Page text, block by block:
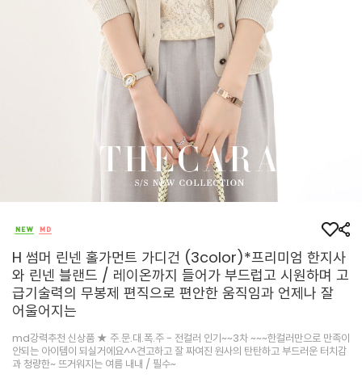
H 썸머 린넨 홀가먼트 가디건 (3color)*프리미엄 한지사
와 린넨 블랜드 / 레이온까지 들어가 부드럽고 시원하며 고
급기술력의 무봉제 편직으로 편안한 움직임과 언제나 잘
어울어지는
md강력추천 신상품 ★ 주.문.대.폭.주 - 전컬러 인기~~3차 ~~~한컬러만으로 만족이
안되는 아이템이 되실거에요^^견고하고 잘 짜여진 원사의 탄탄하고 부드러운 터치감
과 청량한~ 뜨거워지는 여름 내내 / 필수~